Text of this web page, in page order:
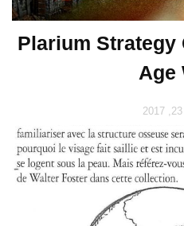
Plarium Strategy
Age